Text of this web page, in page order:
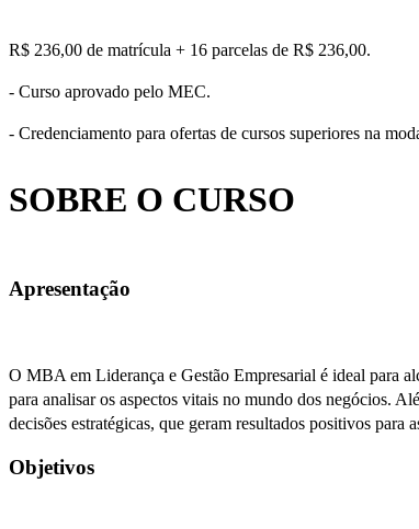
R$ 236,00 de matrícula + 16 parcelas de R$ 236,00.
- Curso aprovado pelo MEC.
- Credenciamento para ofertas de cursos superiores na
SOBRE O CURSO
Apresentação
O MBA em Liderança e Gestão Empresarial é ideal para
para analisar os aspectos vitais no mundo dos negócios.
decisões estratégicas, que geram resultados positivos para
Objetivos